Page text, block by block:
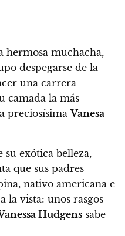
hermosa muchacha,
despegarse de la
una carrera
camada la más
preciosísimaVanesa
exótica belleza,
que sus padres
nativo americana e
la vista: unos rasgos
Hudgens sabe